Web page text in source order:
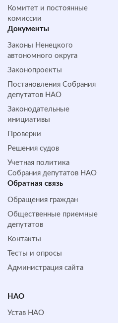
Комитет и постоянные
комиссии
Документы
Законы Ненецкого
автономного округа
Законопроекты
Постановления Собрания
депутатов НАО
Законодательные
инициативы
Проверки
Решения судов
Учетная политика
Собрания депутатов НАО
Обратная cвязь
Обращения граждан
Общественные приемные
депутатов
Контакты
Тесты и опросы
Администрация сайта
НАО
Устав НАО